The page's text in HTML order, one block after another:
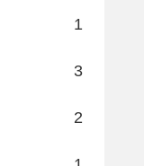
1
3
2